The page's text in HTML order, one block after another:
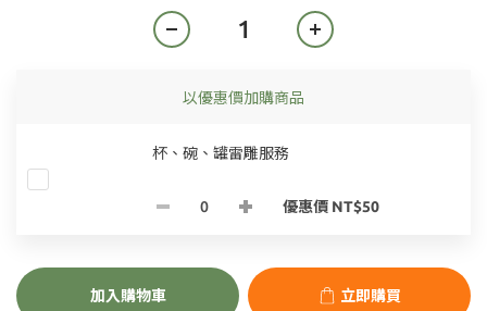
以優惠價加購商品
杯、碗、罐雷雕服務
優惠價 NT$50
加入購物車 立即購買